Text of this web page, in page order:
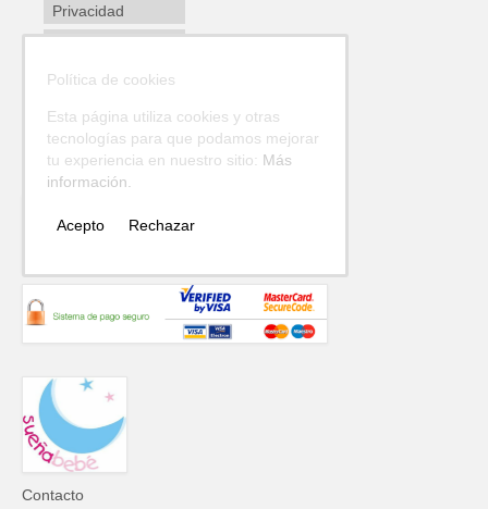
Privacidad
Política de
Envíos y
devoluciones
Contacto
Política de cookies
Esta página utiliza cookies y otras
tecnologías para que podamos mejorar
tu experiencia en nuestro sitio: Más
información.
Acepto Rechazar